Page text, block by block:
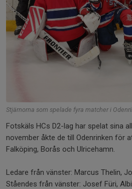
Stjärnorna som spelade fyra matcher i
Fotskäls HCs D2-lag har spelat sina
november åkte de till Odenrinken för
Falköping, Borås och Ulricehamn.
Ledare från vänster: Marcus Thelin,
Ståendes från vänster: Josef Füri,